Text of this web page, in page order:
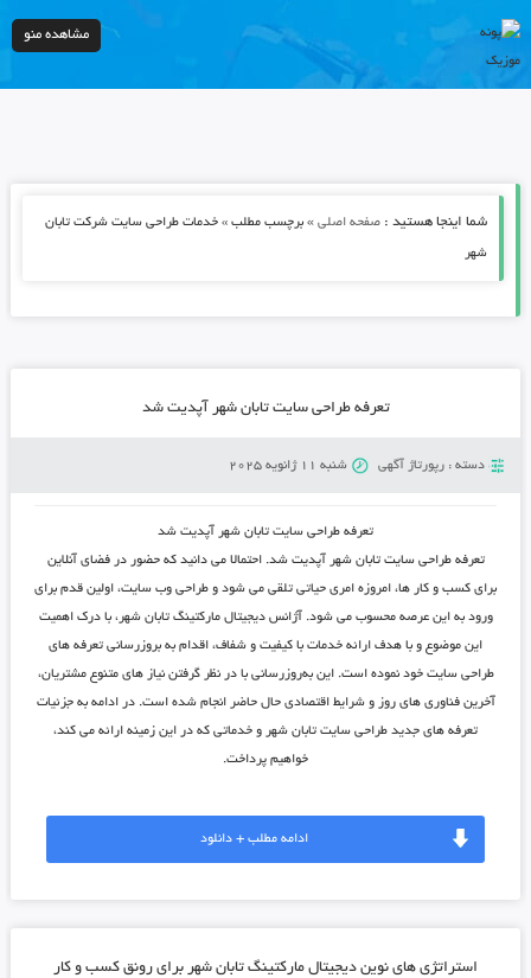
مشاهده منو
شما اینجا هستید : صفحه اصلی» برچسب مطلب » خدمات طراحی سایت شرکت تابان
شهر
تعرفه طراحی سایت تابان شهر آپدیت شد
دسته : رپورتاژ آگهی شنبه 11 ژانویه 2025
تعرفه طراحی سایت تابان شهر آپدیت شد
تعرفه طراحی سایت تابان شهر آپدیت شد. احتمالا می دانید که حضور در فضای آنلاین
برای کسب و کار ها، امروزه امری حیاتی تلقی می شود و طراحی وب سایت، اولین قدم برای
ورود به این عرصه محسوب می شود. آژانس دیجیتال مارکتینگ تابان شهر، با درک اهمیت
این موضوع و با هدف ارائه خدمات با کیفیت و شفاف، اقدام به بروزرسانی تعرفه های
طراحی سایت خود نموده است. این به‌روزرسانی با در نظر گرفتن نیاز های متنوع مشتریان،
آخرین فناوری های روز و شرایط اقتصادی حال حاضر انجام شده است. در ادامه به جزئیات
تعرفه های جدید طراحی سایت تابان شهر و خدماتی که در این زمینه ارائه می کند،
خواهیم پرداخت.
ادامه مطلب + دانلود
استراتژی ‌های نوین دیجیتال مارکتینگ تابان شهر برای رونق کسب و کار